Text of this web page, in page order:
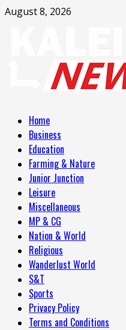
Skip
content
August 8, 2026
Primary
Menu
Home
Business
Education
Farming & Nature
Junior Junction
Leisure
Miscellaneous
MP & CG
Nation & World
Religious
Wanderlust World
S&T
Sports
Privacy Policy
Terms and Conditions